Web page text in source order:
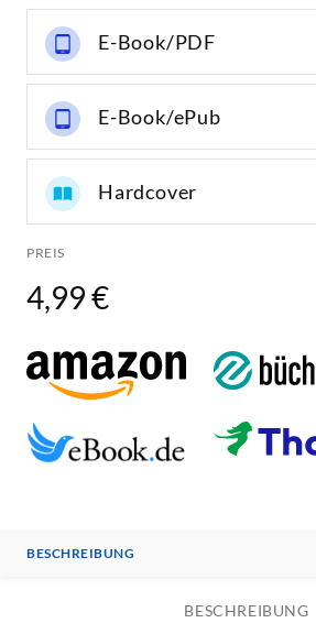
E-Book/PDF
E-Book/ePub
Hardcover
PREIS
4,99 €
BESCHREIBUNG
BESCHREIBUNG